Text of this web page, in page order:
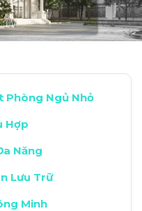
Phòng Ngủ Nhỏ
Hợp
Năng
Lưu Trữ
Minh